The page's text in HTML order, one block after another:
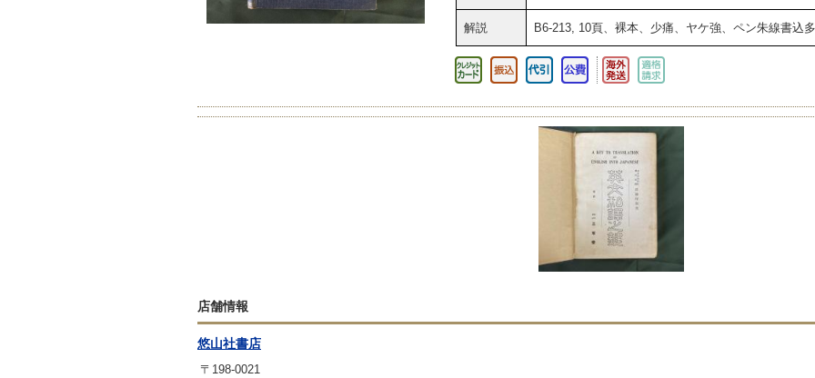
解説 B6-213, 10頁、裸本、少痛、ヤケ強、ペン朱線書込多
店舗情報
悠山社書店
〒198-0021